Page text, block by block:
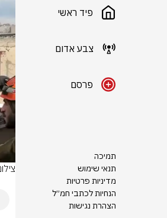
פיד ראשי
צבע אדום
פרסם
תמיכה
תנאי שימוש
מדיניות פרטיות
הנחיות לכתבי חמ״ל
הצהרת נגישות